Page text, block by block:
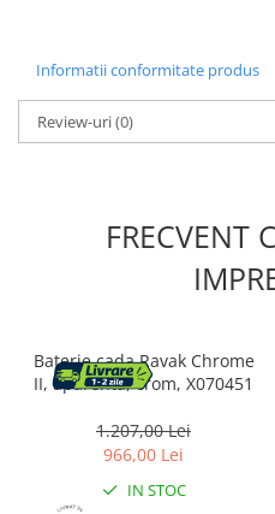
Informatii conformitate produs
Review-uri(0)
FRECVENT
Baterie cada Ravak Chrome
II, aparenta, crom, X070451
1.207,00 Lei
966,00 Lei
IN STOC